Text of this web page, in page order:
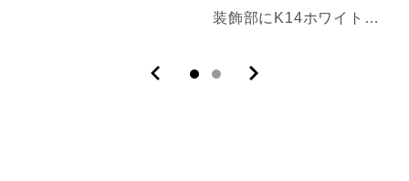
装飾部にK14ホワイトゴールドの輝きを宿したオーダー限定モデル。エレガントに、そして力強く。優雅な煌めきで、ワンランク上の自分に。発売開始より女性人気No1のカラー「シャンパンゴールド」。ギフト・贈り物にも。【商品情報】■サイズ：50㎝■素材：K14ホワイトゴールド(装飾部材)・フェライト磁石・サマコバ磁石・SUS316(キャップ部分)・SUS304(ワイヤー部分)【オーダー限定品】ご注文後の生産により、商品の発送まで1週間ほどお時間をいただきます。《利用可能な決済方法》クレジットカード（Visa / Mastercard / JCB / American Express / Diners Club）／Amazon Pay／PayPay／キャリア決済／代金引換※合計30万円（税込）を超える商品は代金引換はご利用いただけません。予めご了承ください